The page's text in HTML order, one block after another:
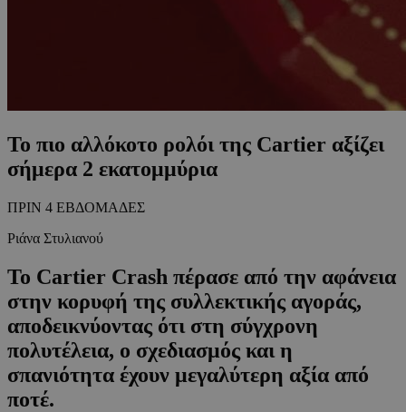
Το πιο αλλόκοτο ρολόι της Cartier αξίζει
σήμερα 2 εκατομμύρια
ΠΡΙΝ 4 ΕΒΔΟΜΑΔΕΣ
Ριάνα Στυλιανού
Το Cartier Crash πέρασε από την αφάνεια
στην κορυφή της συλλεκτικής αγοράς,
αποδεικνύοντας ότι στη σύγχρονη
πολυτέλεια, ο σχεδιασμός και η
σπανιότητα έχουν μεγαλύτερη αξία από
ποτέ.